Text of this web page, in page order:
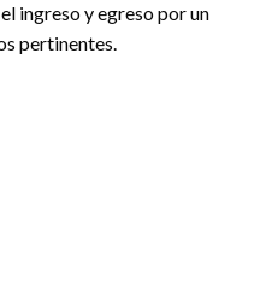
ingreso y egreso por un
pertinentes.